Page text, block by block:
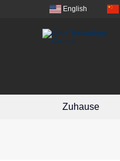
English
Zuhause